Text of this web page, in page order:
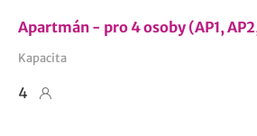
Apartmán - pro 4 osoby (AP1,
Kapacita
4